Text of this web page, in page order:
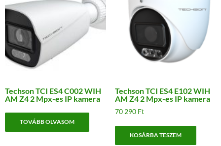
Techson TCI ES4 C002 WIH
AM Z4 2 Mpx-es IP kamera
TOVÁBB OLVASOM
Techson TCI ES4 E102 WIH
AM Z4 2 Mpx-es IP kamera
70 290 Ft
KOSÁRBA TESZEM